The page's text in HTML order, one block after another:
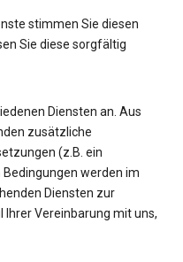
stimmen Sie diesen
Sie diese sorgfältig
Diensten an. Aus
zusätzliche
(z.B. ein
werden im
Diensten zur
Vereinbarung mit uns,